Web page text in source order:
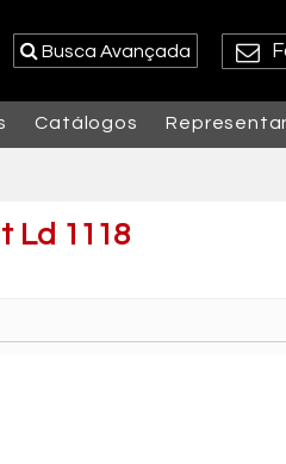
Busca Avançada
Catálogos
Ld 1118